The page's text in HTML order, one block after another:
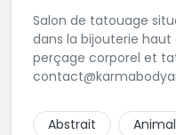
Salon de tatouage
dans la bijouterie
perçage corporel et
Abstrait Animal